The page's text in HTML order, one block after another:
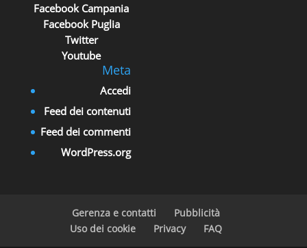
Facebook Campania
Facebook Puglia
Twitter
Youtube
Meta
Accedi
Feed dei contenuti
Feed dei commenti
WordPress.org
Gerenza e contatti
Pubblicità
Uso dei cookie
Privacy FAQ